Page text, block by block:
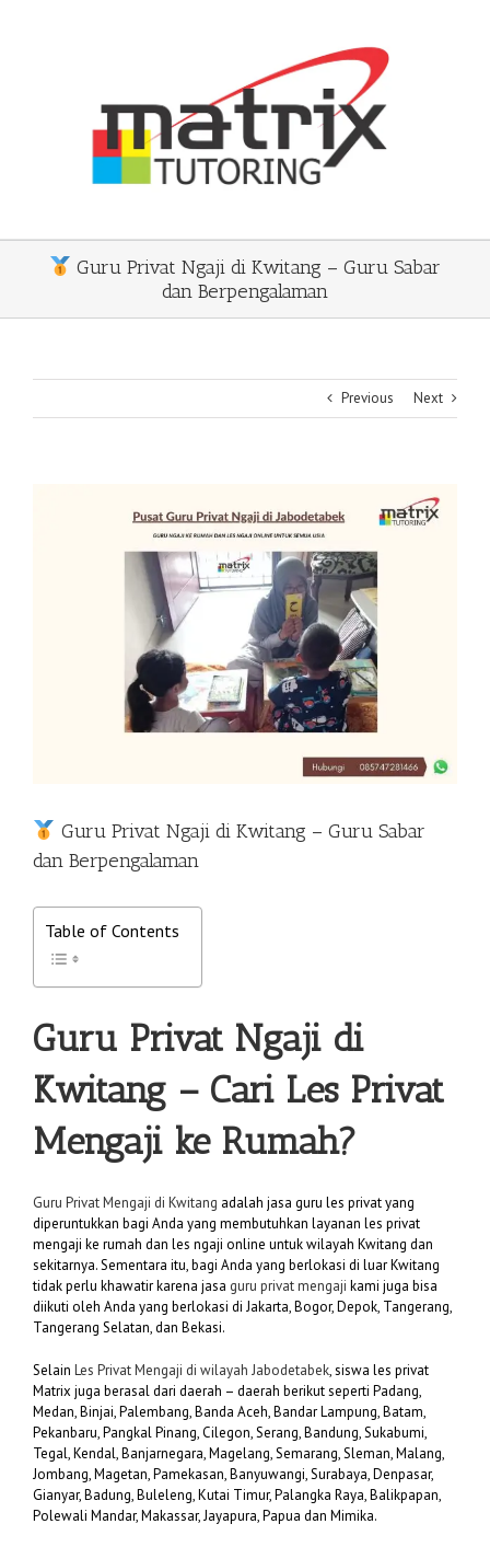
Guru Privat Ngaji di Kwitang – Guru Sabar
dan Berpengalaman
Previous Next
Guru Privat Ngaji di Kwitang – Guru Sabar
dan Berpengalaman
Table of Contents
Guru Privat Ngaji di
Kwitang – Cari Les Privat
Mengaji ke Rumah?
Guru Privat Mengaji di Kwitang adalah jasa guru les privat yang
diperuntukkan bagi Anda yang membutuhkan layanan les privat
mengaji ke rumah dan les ngaji online untuk wilayah Kwitang dan
sekitarnya. Sementara itu, bagi Anda yang berlokasi di luar Kwitang
tidak perlu khawatir karena jasa guru privat mengaji kami juga bisa
diikuti oleh Anda yang berlokasi di Jakarta, Bogor, Depok, Tangerang,
Tangerang Selatan, dan Bekasi.
Selain Les Privat Mengaji di wilayah Jabodetabek, siswa les privat
Matrix juga berasal dari daerah – daerah berikut seperti Padang,
Medan, Binjai, Palembang, Banda Aceh, Bandar Lampung, Batam,
Pekanbaru, Pangkal Pinang, Cilegon, Serang, Bandung, Sukabumi,
Tegal, Kendal, Banjarnegara, Magelang, Semarang, Sleman, Malang,
Jombang, Magetan, Pamekasan, Banyuwangi, Surabaya, Denpasar,
Gianyar, Badung, Buleleng, Kutai Timur, Palangka Raya, Balikpapan,
Polewali Mandar, Makassar, Jayapura, Papua dan Mimika.